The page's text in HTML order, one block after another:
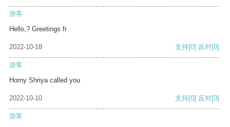
游客
Hello,? Greetings fr
2022-10-18 支持[0] 反对[0]
游客
Horny Shriya called you
2022-10-10 支持[0] 反对[0]
游客